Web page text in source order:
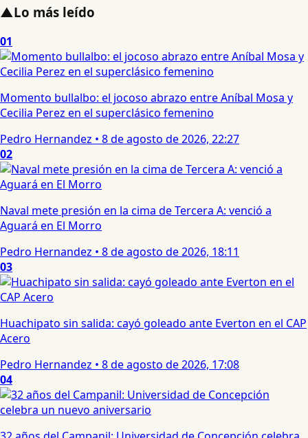
▲Lo más leído
01
Momento bullalbo: el jocoso abrazo entre Aníbal Mosa y
Cecilia Perez en el superclásico femenino
Pedro Hernandez • 8 de agosto de 2026, 22:27
02
Naval mete presión en la cima de Tercera A: venció a
Aguará en El Morro
Pedro Hernandez • 8 de agosto de 2026, 18:11
03
Huachipato sin salida: cayó goleado ante Everton en el CAP
Acero
Pedro Hernandez • 8 de agosto de 2026, 17:08
04